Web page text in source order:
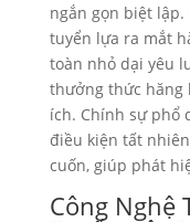
ngắn gọn biệt
tuyển lựa ra mắt
toàn nhỏ dại yêu
thưởng thức hăng
ích. Chính sự phổ
điều kiện tất
cuốn, giúp phát
Công Nghệ